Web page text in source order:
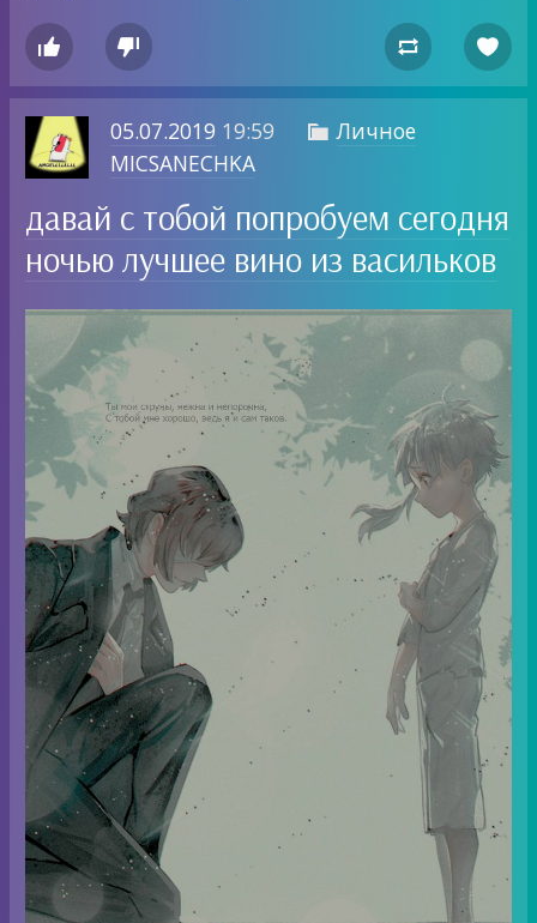
   
05.07.2019 19:59  Личное
MICSANECHKA
давай с тобой попробуем сегодня
ночью лучшее вино из васильков